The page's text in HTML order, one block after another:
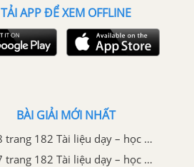
TẢI APP ĐỂ XEM OFFLINE
BÀI GIẢI MỚI NHẤT
Bài 18 trang 182 Tài liệu dạy – học toán 6 tập 1
Bài 17 trang 182 Tài liệu dạy – học toán 6 tập 1